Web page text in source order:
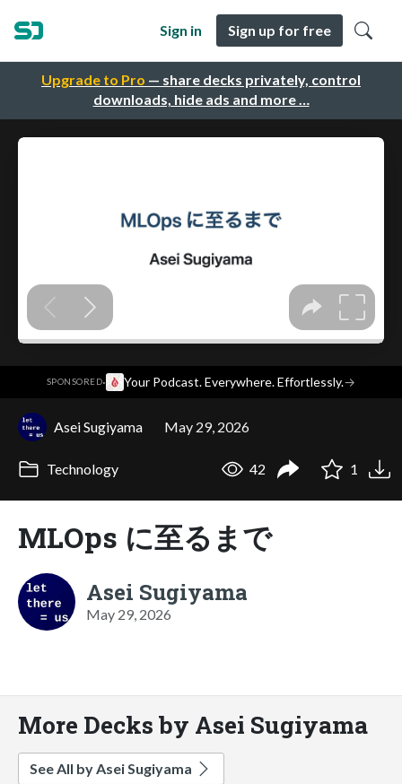
Upgrade to Pro — share decks privately, control
downloads, hide ads and more …
Sign in Sign up for free
SPONSORED· Your Podcast. Everywhere. Effortlessly.→
Asei Sugiyama May 29, 2026
Technology 42 1
MLOps に至るまで
Asei Sugiyama
May 29, 2026
More Decks by Asei Sugiyama
See All by Asei Sugiyama